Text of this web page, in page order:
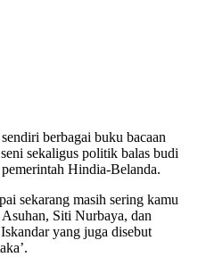
berbagai buku bacaan
sekaligus politik balas budi
Hindia-Belanda.
sekarang masih sering kamu
Siti Nurbaya, dan
yang juga disebut